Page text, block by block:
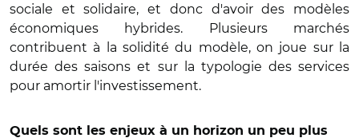
sociale et solidaire, et donc d'avoir des modèles
économiques hybrides. Plusieurs marchés
contribuent à la solidité du modèle, on joue sur la
durée des saisons et sur la typologie des services
pour amortir l'investissement.
Quels sont les enjeux à un horizon un peu plus